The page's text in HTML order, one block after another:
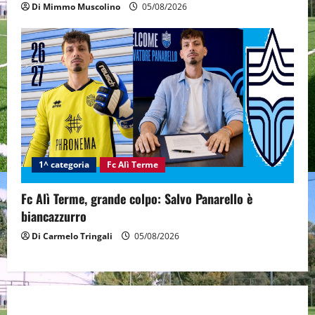
Di Mimmo Muscolino 05/08/2026
1^ categoria Fc Alì Terme
Fc Alì Terme, grande colpo: Salvo Panarello è
biancazzurro
Di Carmelo Tringali 05/08/2026